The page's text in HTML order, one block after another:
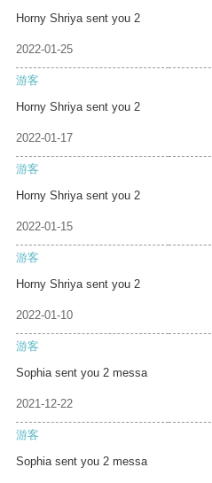
Horny Shriya sent you 2
2022-01-25
游客
Horny Shriya sent you 2
2022-01-17
游客
Horny Shriya sent you 2
2022-01-15
游客
Horny Shriya sent you 2
2022-01-10
游客
Sophia sent you 2 messa
2021-12-22
游客
Sophia sent you 2 messa